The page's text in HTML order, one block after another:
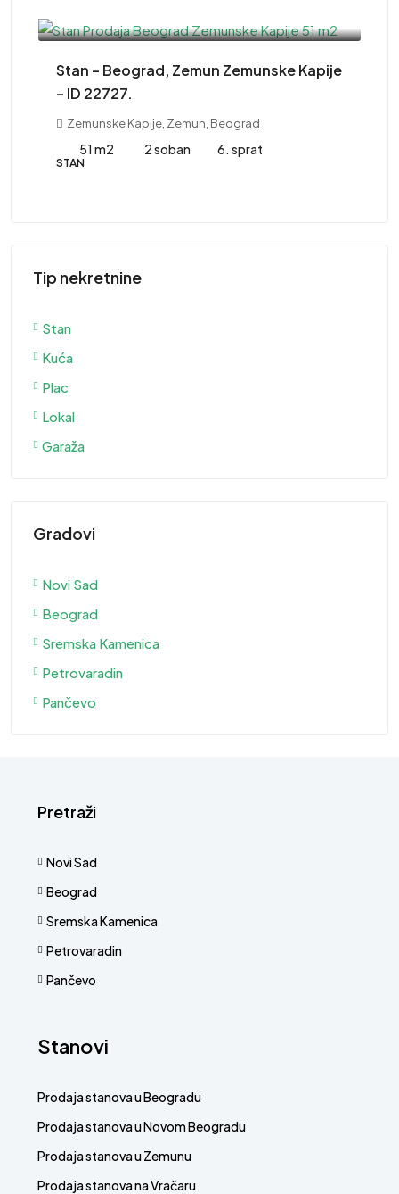
Stan – Beograd, Zemun Zemunske Kapije
– ID 22727.
Zemunske Kapije, Zemun, Beograd
51 m2 2 soban 6. sprat
STAN
Tip nekretnine
Stan
Kuća
Plac
Lokal
Garaža
Gradovi
Novi Sad
Beograd
Sremska Kamenica
Petrovaradin
Pančevo
Pretraži
Novi Sad
Beograd
Sremska Kamenica
Petrovaradin
Pančevo
Stanovi
Prodaja stanova u Beogradu
Prodaja stanova u Novom Beogradu
Prodaja stanova u Zemunu
Prodaja stanova na Vračaru